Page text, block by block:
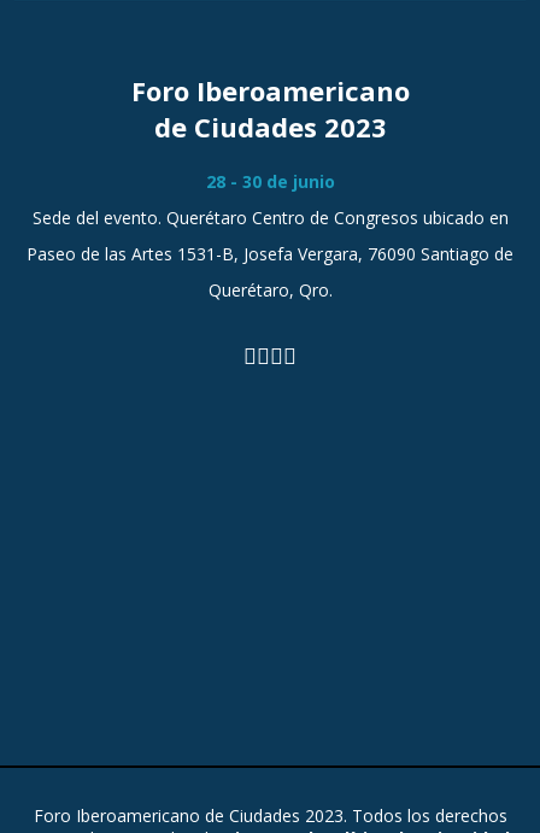
Foro Iberoamericano
de Ciudades 2023
28 - 30 de junio
Sede del evento. Querétaro Centro de Congresos ubicado en
Paseo de las Artes 1531-B, Josefa Vergara, 76090 Santiago de
Querétaro, Qro.
Foro Iberoamericano de Ciudades 2023. Todos los derechos